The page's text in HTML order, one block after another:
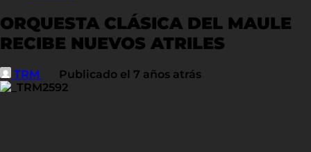
ORQUESTA CLÁSICA DEL MAULE
RECIBE NUEVOS ATRILES
TRM Publicado el 7 años atrás